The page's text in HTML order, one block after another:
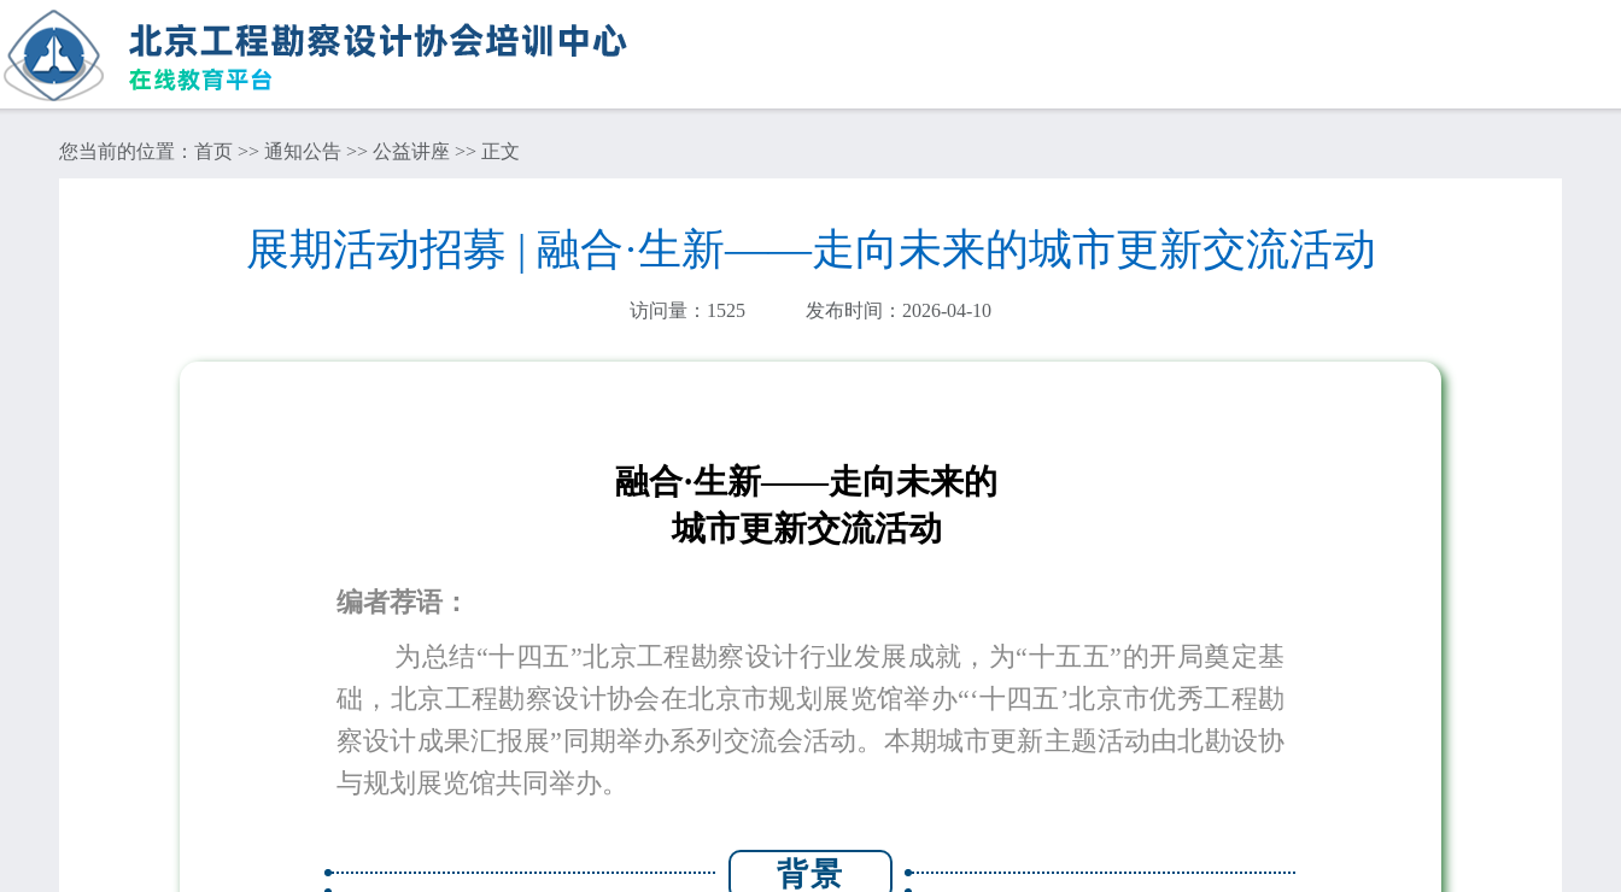
您当前的位置： 首页 >> 通知公告 >> 公益讲座 >> 正文
展期活动招募 | 融合·生新——走向未来的城市更新交流活动
访问量： 1525 发布时间：2026-04-10
融合·生新——走向未来的
城市更新交流活动
编者荐语：
为总结“十四五”北京工程勘察设计行业发展成就，为“十五五”的开局奠定基
础，北京工程勘察设计协会在北京市规划展览馆举办“‘十四五’北京市优秀工程勘
察设计成果汇报展”同期举办系列交流会活动。本期城市更新主题活动由北勘设协
与规划展览馆共同举办。
背景